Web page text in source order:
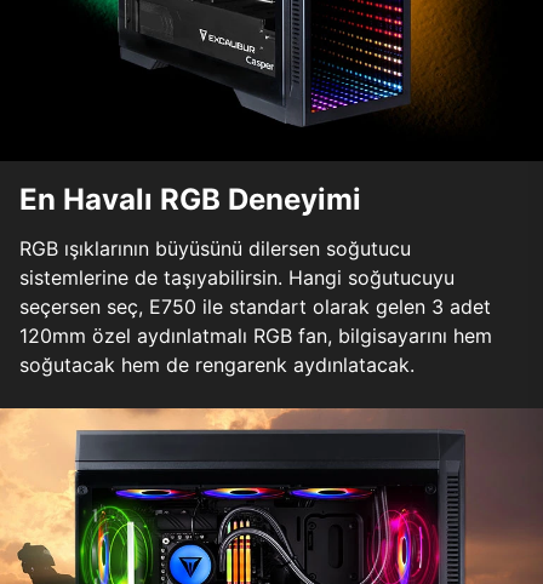
En Havalı RGB Deneyimi
RGB ışıklarının büyüsünü dilersen soğutucu
sistemlerine de taşıyabilirsin. Hangi soğutucuyu
seçersen seç, E750 ile standart olarak gelen 3 adet
120mm özel aydınlatmalı RGB fan, bilgisayarını hem
soğutacak hem de rengarenk aydınlatacak.